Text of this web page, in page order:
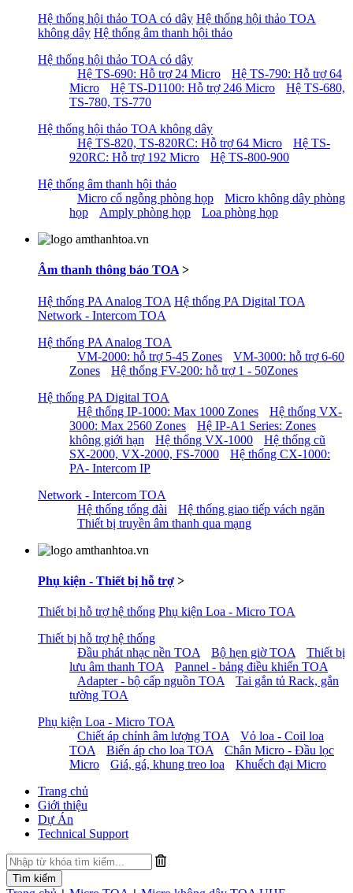
Hệ thống hội thảo TOA có dây Hệ thống hội thảo TOA
không dây Hệ thống âm thanh hội thảo
Hệ thống hội thảo TOA có dây
Hệ TS-690: Hỗ trợ 24 Micro
Hệ TS-790: Hỗ trợ 64
Micro
Hệ TS-D1100: Hỗ trợ 246 Micro
Hệ TS-680,
TS-780, TS-770
Hệ thống hội thảo TOA không dây
Hệ TS-820, TS-820RC: Hỗ trợ 64 Micro
Hệ TS-
920RC: Hỗ trợ 192 Micro
Hệ TS-800-900
Hệ thống âm thanh hội thảo
Micro cổ ngỗng phòng họp
Micro không dây phòng
họp
Amply phòng họp Loa phòng họp
Âm thanh thông báo TOA >
Hệ thống PA Analog TOA Hệ thống PA Digital TOA
Network - Intercom TOA
Hệ thống PA Analog TOA
VM-2000: hỗ trợ 5-45 Zones
VM-3000: hỗ trợ 6-60
Zones
Hệ thống FV-200: hỗ trợ 1 - 50Zones
Hệ thống PA Digital TOA
Hệ thống IP-1000: Max 1000 Zones
Hệ thống VX-
3000: Max 2560 Zones
Hệ IP-A1 Series: Zones
không giới hạn
Hệ thống VX-1000
Hệ thống cũ
SX-2000, VX-2000, FS-7000
Hệ thống CX-1000:
PA- Intercom IP
Network - Intercom TOA
Hệ thống tổng đài
Hệ thống giao tiếp vách ngăn
Thiết bị truyền âm thanh qua mạng
Phụ kiện - Thiết bị hỗ trợ >
Thiết bị hỗ trợ hệ thống Phụ kiện Loa - Micro TOA
Thiết bị hỗ trợ hệ thống
Đầu phát nhạc nền TOA
Bộ hẹn giờ TOA
Thiết bị
lưu âm thanh TOA
Pannel - bảng điều khiển TOA
Adapter - bộ cấp nguồn TOA
Tai gắn tủ Rack, gắn
tường TOA
Phụ kiện Loa - Micro TOA
Chiết áp chỉnh âm lượng TOA
Vỏ loa - Coil loa
TOA
Biến áp cho loa TOA
Chân Micro - Đầu lọc
Micro
Giá, gá, khung treo loa
Khuếch đại Micro
Trang chủ
Giới thiệu
Dự Án
Technical Support